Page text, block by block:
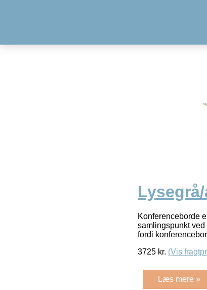
Konferenceborde
samlingspunkt
fordi
3725 kr. (Vis
Læs mere »